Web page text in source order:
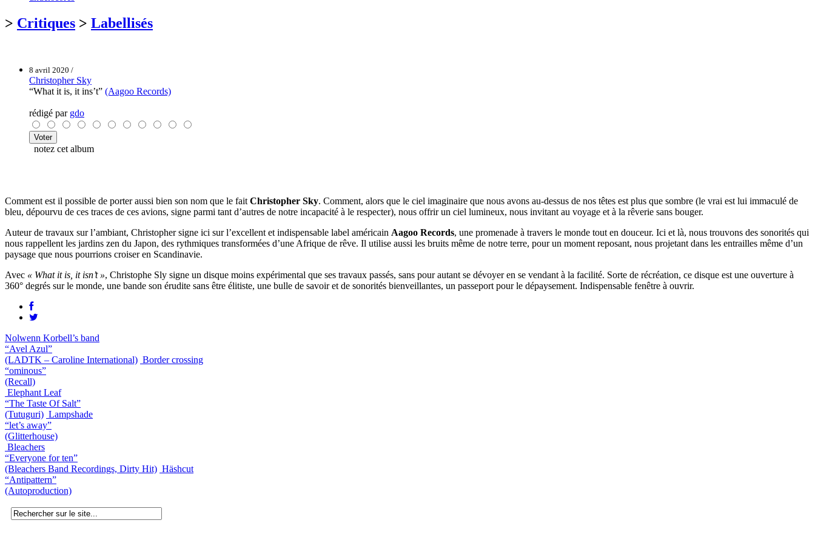
> Critiques > Labellisés
8 avril 2020 /
Christopher Sky
“What it is, it ins’t” (Aagoo Records)
rédigé par gdo
notez cet album
Comment est il possible de porter aussi bien son nom que le fait Christopher Sky. Comment, alors que le ciel imaginaire que nous avons au-dessus de nos têtes est plus que sombre (le vrai est lui immaculé de
bleu, dépourvu de ces traces de ces avions, signe parmi tant d’autres de notre incapacité à le respecter), nous offrir un ciel lumineux, nous invitant au voyage et à la rêverie sans bouger.
Auteur de travaux sur l’ambiant, Christopher signe ici sur l’excellent et indispensable label américain Aagoo Records, une promenade à travers le monde tout en douceur. Ici et là, nous trouvons des sonorités qui
nous rappellent les jardins zen du Japon, des rythmiques transformées d’une Afrique de rêve. Il utilise aussi les bruits même de notre terre, pour un moment reposant, nous projetant dans les entrailles même d’un
paysage que nous pourrions croiser en Scandinavie.
Avec « What it is, it isn’t », Christophe Sly signe un disque moins expérimental que ses travaux passés, sans pour autant se dévoyer en se vendant à la facilité. Sorte de récréation, ce disque est une ouverture à
360° degrés sur le monde, une bande son érudite sans être élitiste, une bulle de savoir et de sonorités bienveillantes, un passeport pour le dépaysement. Indispensable fenêtre à ouvrir.
Nolwenn Korbell’s band
“Avel Azul”
(LADTK – Caroline International) Border crossing
“ominous”
(Recall)
Elephant Leaf
“The Taste Of Salt”
(Tutuguri) Lampshade
“let’s away”
(Glitterhouse)
Bleachers
“Everyone for ten”
(Bleachers Band Recordings, Dirty Hit) Häshcut
“Antipattern”
(Autoproduction)